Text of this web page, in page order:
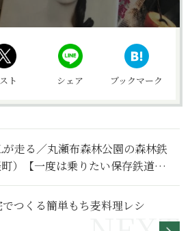
ト シェア ブックマーク
走る／丸瀬布森林公園の森林鉄
）【一度は乗りたい保存鉄道
つくる簡単もち麦料理レシ